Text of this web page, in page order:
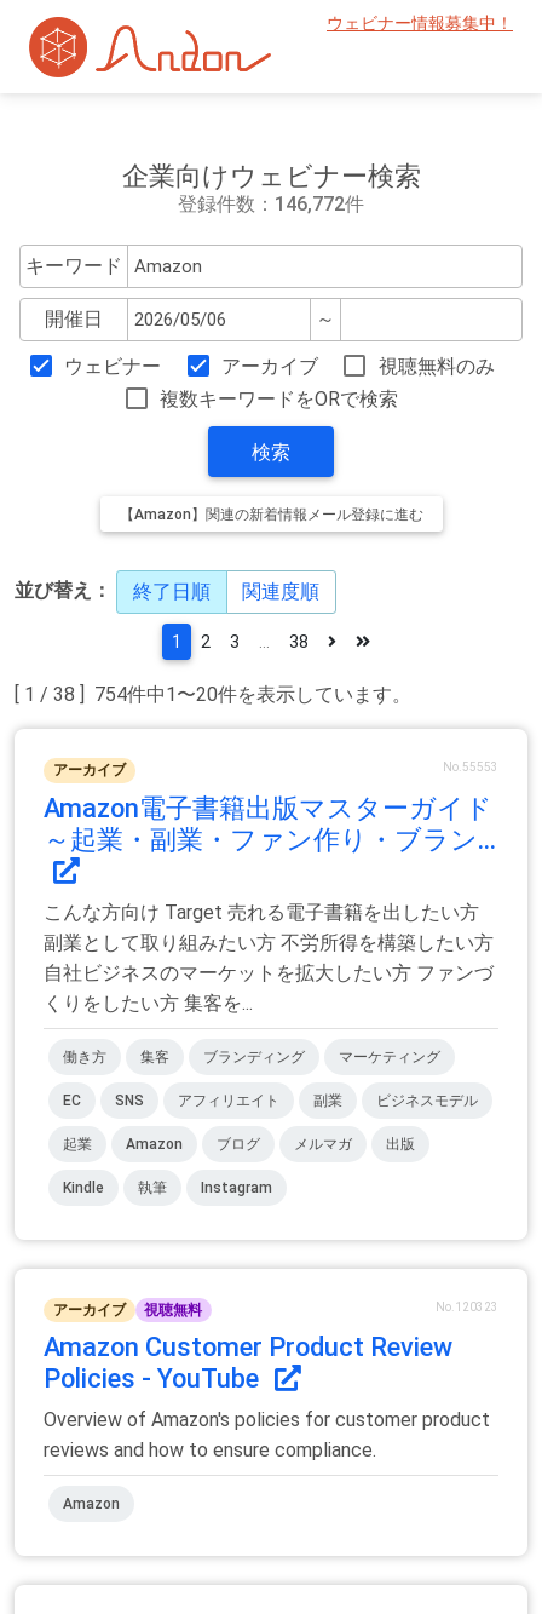
ウェビナー情報募集中！
企業向けウェビナー検索
登録件数：146,772件
キーワード
開催日 ～
ウェビナー アーカイブ
視聴無料のみ
複数キーワードをORで検索
検索
【Amazon】関連の新着情報メール登録に進む
並び替え： 終了日順 関連度順
[ 1 / 38 ] 754件中1〜20件を表示しています。
1 2 3 38
アーカイブ No.55553
Amazon電子書籍出版マスターガイド
～起業・副業・ファン作り・ブラン...
こんな方向け Target 売れる電子書籍を出したい方
副業として取り組みたい方 不労所得を構築したい方
自社ビジネスのマーケットを拡大したい方 ファンづ
くりをしたい方 集客を...
働き方 集客 ブランディング マーケティング
EC SNS アフィリエイト 副業 ビジネスモデル
起業 Amazon ブログ メルマガ 出版
Kindle 執筆 Instagram
アーカイブ 視聴無料 No.120323
Amazon Customer Product Review
Policies - YouTube
Overview of Amazon's policies for customer product
reviews and how to ensure compliance.
Amazon